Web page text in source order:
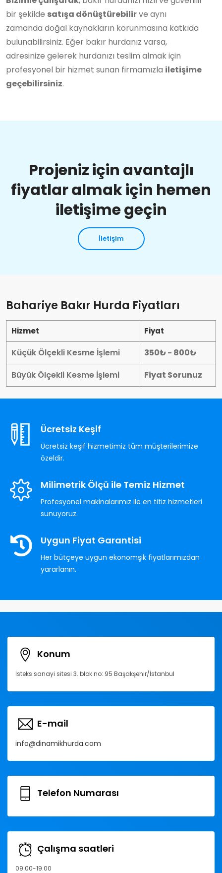
bir şekilde satışa dönüştürebilirve aynı
zamanda doğal kaynakların korunmasına katkıda
bulunabilirsiniz. Eğer bakır hurdanız varsa,
adresinize gelerek hurdanızı teslim almak için
profesyonel bir hizmet sunan firmamızla iletişime
geçebilirsiniz.
Projeniz için avantajlı
fiyatlar almak için hemen
iletişime geçin
İletişim
Bahariye Bakır Hurda Fiyatları
Hizmet Fiyat
Küçük Ölçekli Kesme İşlemi
350₺ - 800₺
Büyük Ölçekli Kesme İşlemi
Fiyat Sorunuz
Ücretsiz Keşif
Ücretsiz keşif hizmetimiz tüm müşterilerimize
özeldir.
Milimetrik Ölçü ile Temiz Hizmet
Profesyonel makinalarımız ile en titiz hizmetleri
sunuyoruz.
Uygun Fiyat Garantisi
Her bütçeye uygun ekonomşik fiyatlarımızdan
yararlanın.
Konum
İsteks sanayi sitesi 3. blok no: 95 Başakşehir/İstanbul
E-mail
info@dinamikhurda.com
Telefon Numarası
Çalışma saatleri
09.00-19.00